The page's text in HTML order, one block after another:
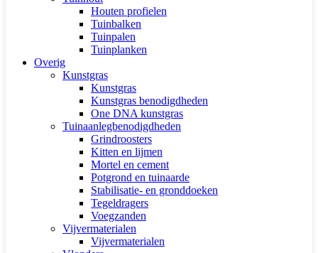
Houten profielen
Tuinbalken
Tuinpalen
Tuinplanken
Overig
Kunstgras
Kunstgras
Kunstgras benodigdheden
One DNA kunstgras
Tuinaanlegbenodigdheden
Grindroosters
Kitten en lijmen
Mortel en cement
Potgrond en tuinaarde
Stabilisatie- en gronddoeken
Tegeldragers
Voegzanden
Vijvermaterialen
Vijvermaterialen